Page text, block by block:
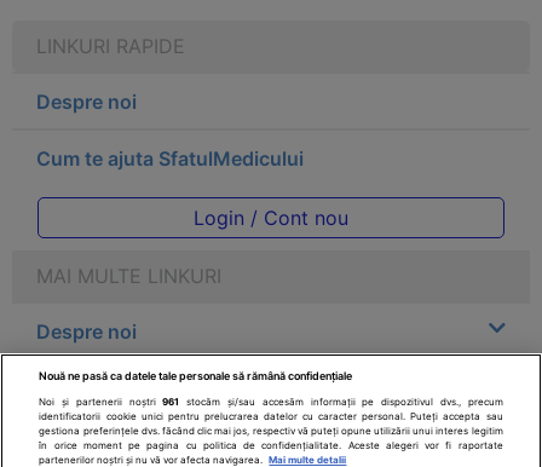
LINKURI RAPIDE
Despre noi
Cum te ajuta SfatulMedicului
Login / Cont nou
MAI MULTE LINKURI
Despre noi
Legal
Drepturile consumatorului
Nouă ne pasă ca datele tale personale să rămână confidențiale
Noi și partenerii noștri961
stocăm și/sau accesăm informații pe dispozitivul dvs., precum
identificatorii cookie unici pentru prelucrarea datelor cu caracter personal. Puteți accepta sau
gestiona preferințele dvs. făcând clic mai jos, respectiv vă puteți opune utilizării unui interes legitim
în orice moment pe pagina cu politica de confidențialitate. Aceste alegeri vor fi raportate
partenerilor noștri și nu vă vor afecta navigarea.
Mai multe detalii